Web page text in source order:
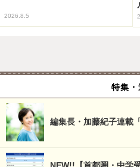
2026.8.5
特集・
編集長・加藤紀子連載